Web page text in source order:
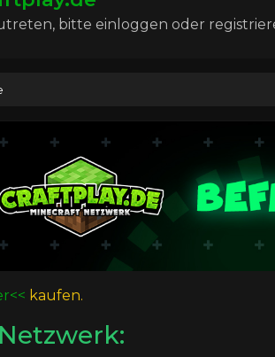
bitte einloggen oder
kaufen.